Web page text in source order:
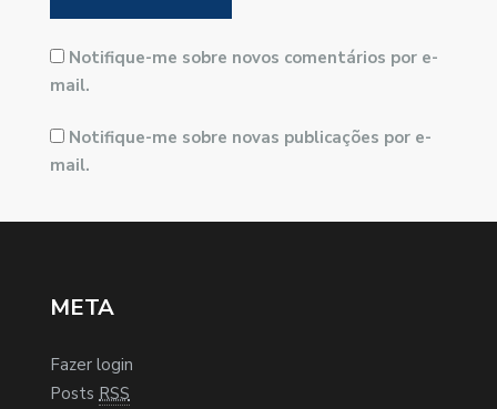
Notifique-me sobre novos comentários por e-
mail.
Notifique-me sobre novas publicações por e-
mail.
META
Fazer login
Posts RSS